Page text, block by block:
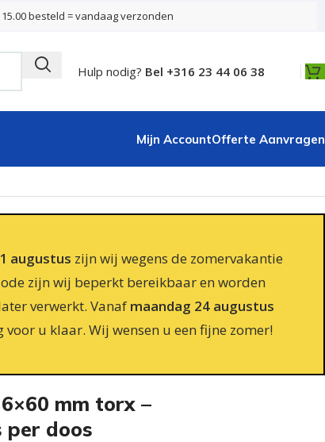
besteld = vandaag verzonden
Hulp nodig? Bel +316 23 44 06 38
Mijn AccountOfferte Aanvragen
augustus zijn wij wegens de zomervakantie
zijn wij beperkt bereikbaar en worden
verwerkt. Vanaf maandag 24 augustus
u klaar. Wij wensen u een fijne zomer!
mm torx –
per doos